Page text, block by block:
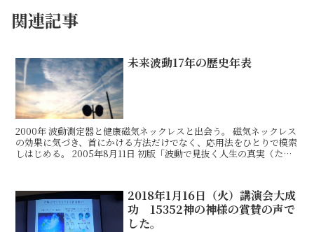
関連記事
未来波動17年の歴史年表
2000年 波動測定器と健康磁気ネックレスと出会う。 磁気ネックレス
の効果に気づき、首にかける方法だけでなく、応用法をひとりで模索
しはじめる。 2005年8月11日 初版「波動で見抜く人生の真実（たま
2018年1月16日（火）講演会大成
功 15352神の神様の賞賛の声で
した。